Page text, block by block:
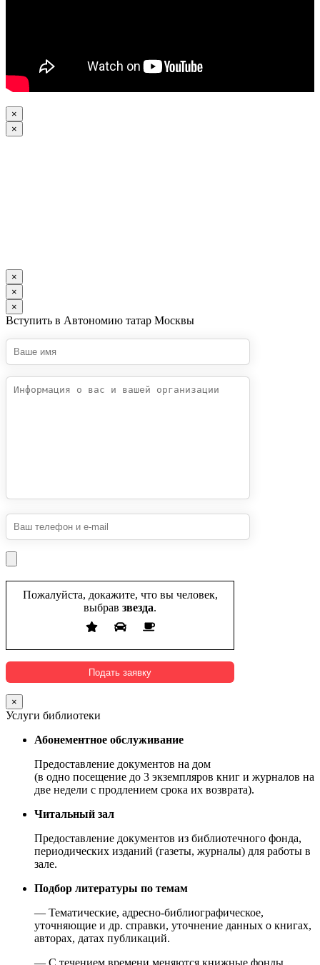
×
×
×
×
×
Вступить в Автономию татар Москвы
Пожалуйста, докажите, что вы человек,
выбрав звезда.
×
Услуги библиотеки
Абонементное обслуживание
Предоставление документов на дом
(в одно посещение до 3 экземпляров книг и журналов на
две недели с продлением срока их возврата).
Читальный зал
Предоставление документов из библиотечного фонда,
периодических изданий (газеты, журналы) для работы в
зале.
Подбор литературы по темам
— Тематические, адресно-библиографическое,
уточняющие и др. справки, уточнение данных о книгах,
авторах, датах публикаций.